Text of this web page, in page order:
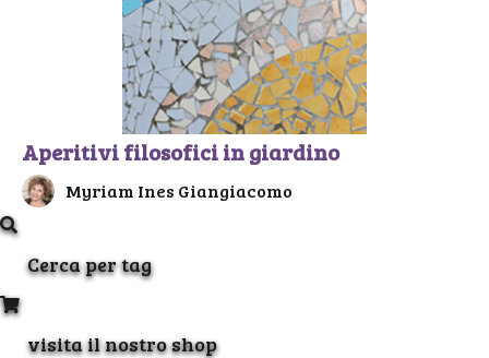
Aperitivi filosofici in giardino
Myriam Ines Giangiacomo
Cerca per tag
visita il nostro shop